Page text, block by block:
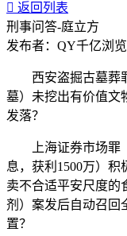
 返回列表
刑事问答-庭立方
发布者： QY千亿浏
西安盗掘古墓葬罪
墓）未挖出有价值文
发落？
上海证券市场罪（
息，获利1500万）
卖不合适平安尺度的
剂）案发后自动召回
置？